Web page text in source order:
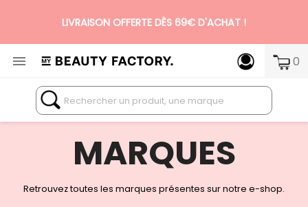
LIVRAISON OFFERTE DÈS 69€ D'ACHAT !
N°1 DES BOX BEAUTÉ PREMIUM SANS ENGAGEMENT
 0
MARQUES
Retrouvez toutes les marques présentes sur notre e-shop.